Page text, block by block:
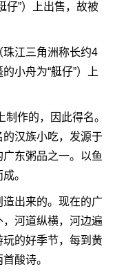
仔”）上出售，故被
江三角洲称长约4
小舟为“艇仔”）上
作的，因此得名。
汉族小吃，发源于
东粥品之一。以鱼
。
出来的。现在的广
河道纵横，河边遍
的好季节，每到黄
酸诗。